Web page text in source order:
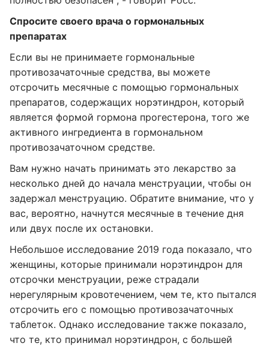
Спросите своего врача о гормональных
препаратах
Если вы не принимаете гормональные
противозачаточные средства, вы можете
отсрочить месячные с помощью гормональных
препаратов, содержащих норэтиндрон, который
является формой гормона прогестерона, того же
активного ингредиента в гормональном
противозачаточном средстве.
Вам нужно начать принимать это лекарство за
несколько дней до начала менструации, чтобы он
задержал менструацию. Обратите внимание, что у
вас, вероятно, начнутся месячные в течение дня
или двух после их остановки.
Небольшое исследование 2019 года показало, что
женщины, которые принимали норэтиндрон для
отсрочки менструации, реже страдали
нерегулярным кровотечением, чем те, кто пытался
отсрочить его с помощью противозачаточных
таблеток. Однако исследование также показало,
что те, кто принимал норэтиндрон, с большей